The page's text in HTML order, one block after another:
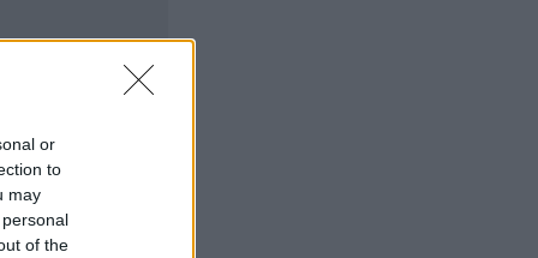
or
to
may
of the